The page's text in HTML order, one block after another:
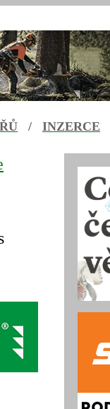
/ INZERCE